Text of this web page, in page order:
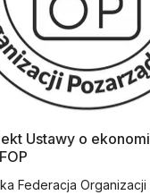
Ustawy o
Federacja